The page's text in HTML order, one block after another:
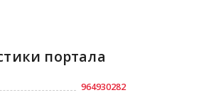
портала
964930282